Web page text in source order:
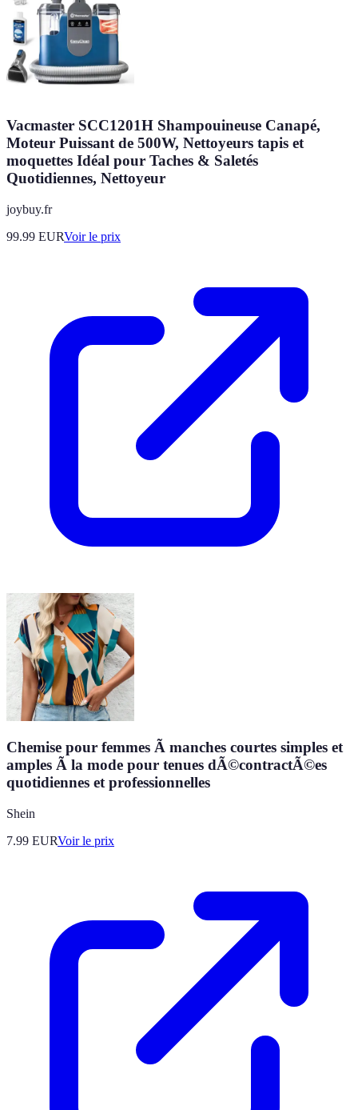
Vacmaster SCC1201H Shampouineuse Canapé,
Moteur Puissant de 500W, Nettoyeurs tapis et
moquettes Idéal pour Taches & Saletés
Quotidiennes, Nettoyeur
joybuy.fr
99.99 EURVoir le prix
Chemise pour femmes Ã manches courtes simples et
amples Ã la mode pour tenues dÃ©contractÃ©es
quotidiennes et professionnelles
Shein
7.99 EURVoir le prix